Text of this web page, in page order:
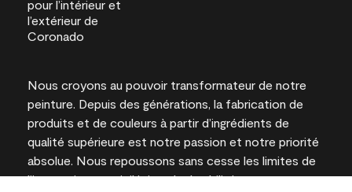
Nous croyons au pouvoir transformateur de notre
peinture. Depuis des générations, la fabrication de
produits et de couleurs à partir d’ingrédients de
qualité supérieure est notre passion et notre priorité
absolue. Nous repoussons sans cesse les limites de
l’innovation et privilégions la durabilité pour